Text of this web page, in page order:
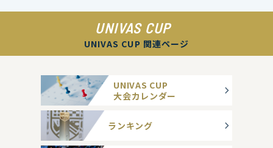
UNIVAS CUP
UNIVAS CUP 関連ページ
UNIVAS CUP
大会カレンダー
ランキング